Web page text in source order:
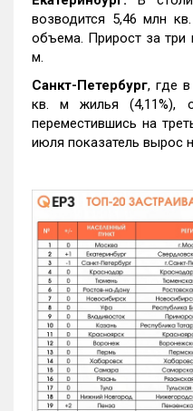
возводится 5,46 млн
объема. Прирост за три
м.
Санкт-Петербург, где в
кв. м жилья (4,11%),
переместившись на
июля показатель вырос